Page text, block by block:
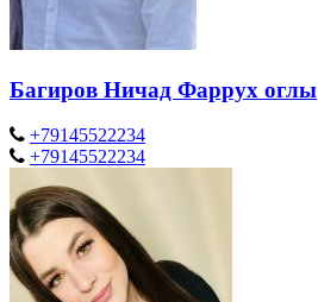
Багиров Ничад Фаррух оглы
+79145522234
+79145522234